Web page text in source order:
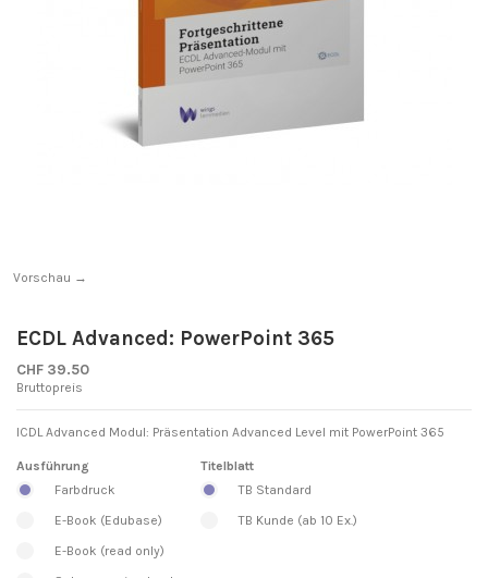
Vorschau →
ECDL Advanced: PowerPoint 365
CHF 39.50
Bruttopreis
ICDL Advanced Modul: Präsentation Advanced Level mit PowerPoint 365
Ausführung
Farbdruck
E-Book (Edubase)
E-Book (read only)
Titelblatt
TB Standard
TB Kunde (ab 10 Ex.)